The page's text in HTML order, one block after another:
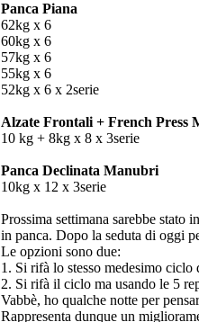
Panca Piana
62kg x 6
60kg x 6
57kg x 6
55kg x 6
52kg x 6 x 2serie
Alzate Frontali + French Press
10 kg + 8kg x 8 x 3serie
Panca Declinata Manubri
10kg x 12 x 3serie
Prossima settimana sarebbe
in panca. Dopo la seduta di oggi
Le opzioni sono due:
1. Si rifà lo stesso medesimo
2. Si rifà il ciclo ma usando le 5
Vabbè, ho qualche notte per
Rappresenta dunque un